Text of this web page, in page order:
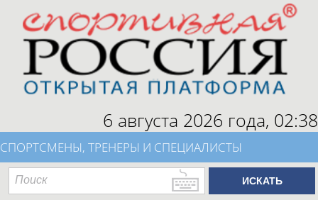
6 августа 2026 года, 02:38
СПОРТСМЕНЫ, ТРЕНЕРЫ И СПЕЦИАЛИСТЫ